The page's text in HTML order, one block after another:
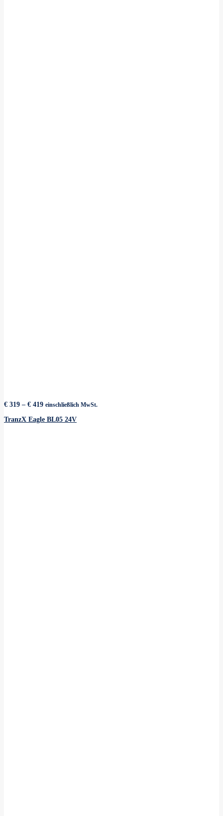
€ 319 – € 419Preisspanne:
bis
einschließlich MwSt.
TranzX Eagle BL05 24V